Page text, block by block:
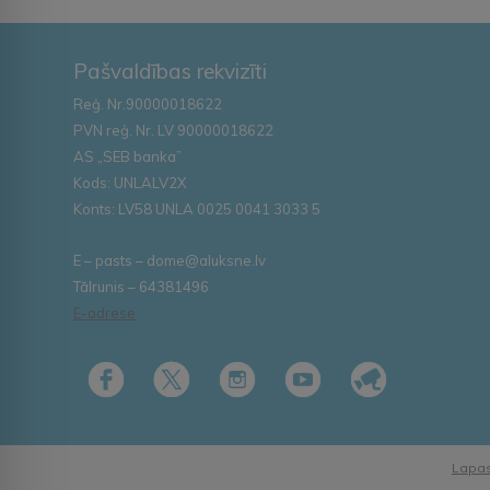
Pašvaldības rekvizīti
Reģ. Nr.90000018622
PVN reģ. Nr. LV 90000018622
AS „SEB banka”
Kods: UNLALV2X
Konts: LV58 UNLA 0025 0041 3033 5
E – pasts – dome@aluksne.lv
Tālrunis – 64381496
E-adrese